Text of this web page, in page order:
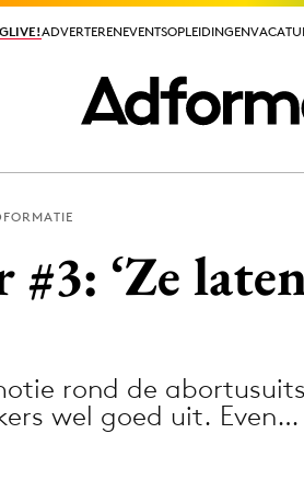
ADVERTERENEVENTSOPLEIDINGEN
ADVERTERENEVENTSOPLEIDINGEN
Media
‘Ze
rond de
wel goed uit. Even…